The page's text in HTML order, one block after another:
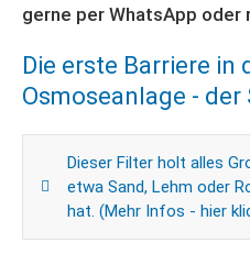
gerne per WhatsApp oder
Die erste Barriere in
Osmoseanlage -
Dieser Filter holt alles
etwa Sand, Lehm oder
hat. (Mehr Infos - hier